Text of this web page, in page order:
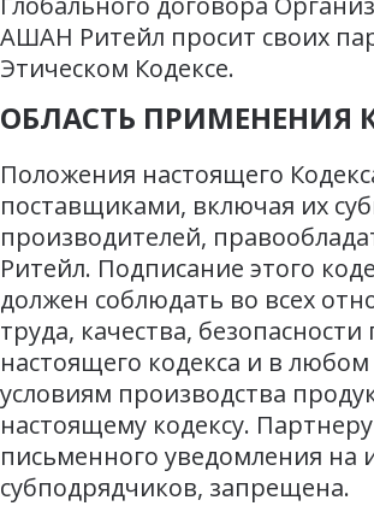
АШАН Ритейл просит своих
Этическом Кодексе.
ОБЛАСТЬ ПРИМЕНЕНИЯ
Положения настоящего
поставщиками, включая их
производителей,
Ритейл. Подписание этого
должен соблюдать во всех
труда, качества,
настоящего кодекса и в
условиям производства
настоящему кодексу.
письменного уведомления на
субподрядчиков, запрещена.